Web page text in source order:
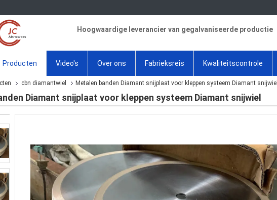
Hoogwaardige leverancier van gegalvaniseerde productie
Producten Video's Over ons Fabrieksreis Kwaliteitscontrole
cbn diamantwiel Metalen banden Diamant snijplaat voor kleppen systeem Diamant snijwiel
Diamant snijplaat voor kleppen systeem Diamant snijwiel